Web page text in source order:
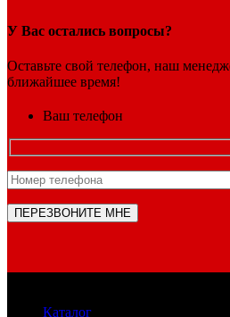
У Вас остались вопросы?
Оставьте свой телефон, наш
ближайшее время!
Ваш телефон
Каталог